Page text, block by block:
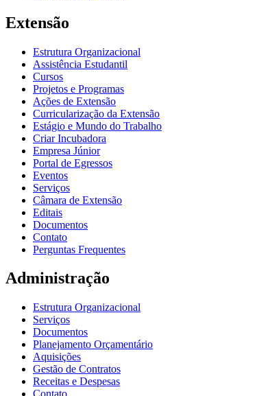
Extensão
Estrutura Organizacional
Assistência Estudantil
Cursos
Projetos e Programas
Ações de Extensão
Curricularização da Extensão
Estágio e Mundo do Trabalho
Criar Incubadora
Empresa Júnior
Portal de Egressos
Eventos
Serviços
Câmara de Extensão
Editais
Documentos
Contato
Perguntas Frequentes
Administração
Estrutura Organizacional
Serviços
Documentos
Planejamento Orçamentário
Aquisições
Gestão de Contratos
Receitas e Despesas